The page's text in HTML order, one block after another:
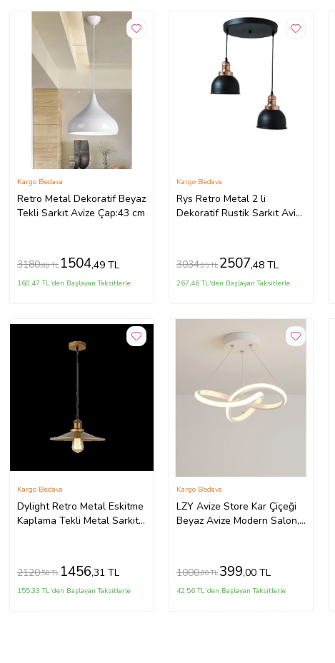
Retro Metal Dekoratif Beyaz
Tekli Sarkıt Avize Çap:43 cm
Kargo Bedava
3180,86 TL 1504,49 TL
160,47 TL'den Başlayan Taksitlerle
Rys Retro Metal 2 li
Dekoratif Rustik Sarkıt Avize
Kargo Bedava
3034,05 TL 2507,48 TL
267,46 TL'den Başlayan Taksitlerle
Dylight Retro Metal Eskitme
Kaplama Tekli Metal Sarkıt
Kargo Bedava
2120,58 TL 1456,31 TL
155,33 TL'den Başlayan Taksitlerle
LZY Avize Store Kar Çiçeği
Beyaz Avize Modern Salon,
Kargo Bedava
1000,00 TL 399,00 TL
42,56 TL'den Başlayan Taksitlerle